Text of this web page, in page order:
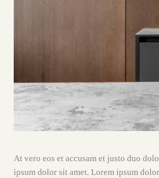
At vero eos et accusam et justo duo
ipsum dolor sit amet. Lorem ipsum